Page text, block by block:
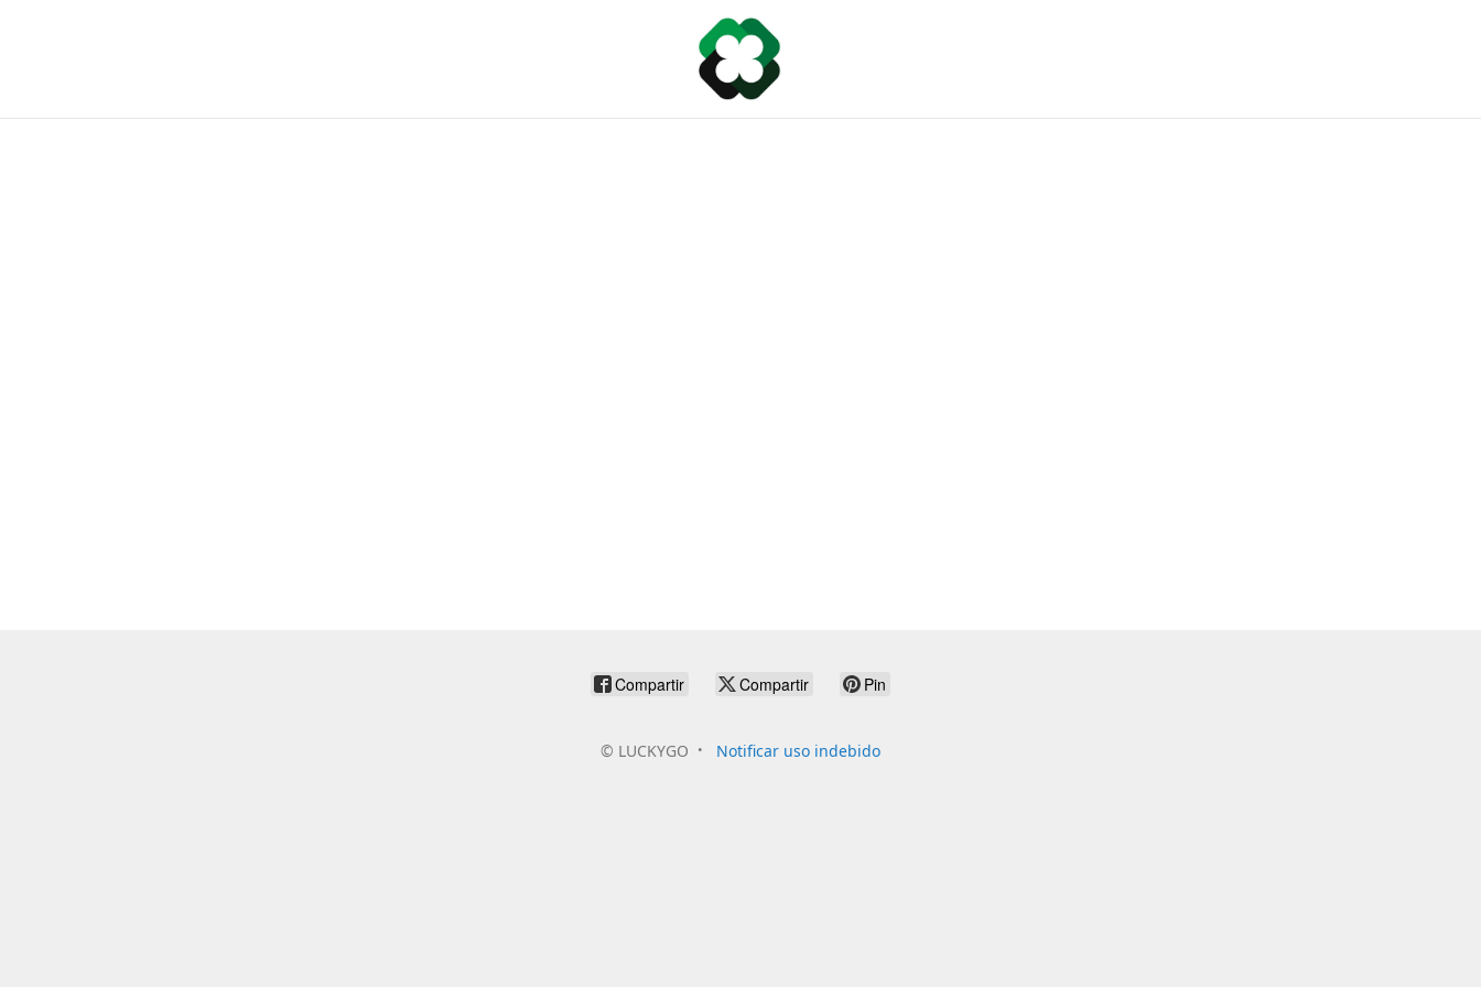
Compartir Compartir Pin
© LUCKYGO Notificar uso indebido